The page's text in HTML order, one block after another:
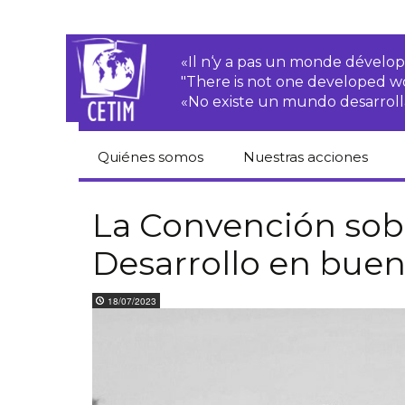
«Il n‘y a pas un monde
"There is not one developed
«No existe un mundo
Quiénes somos
Equipo
Newsletters
Nuestras acciones
campesinas·os
transnacionales
Justicia
La Convención
Desarrollo en
18/07/2023